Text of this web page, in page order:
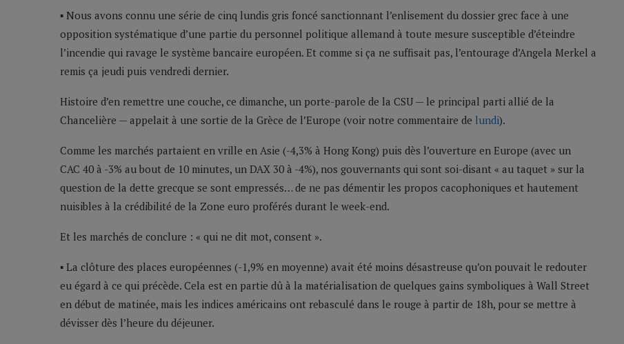
▪ Nous avons connu une série de cinq lundis gris foncé sanctionnant l’enlisement du dossier grec face à une
opposition systématique d’une partie du personnel politique allemand à toute mesure susceptible d’éteindre
l’incendie qui ravage le système bancaire européen. Et comme si ça ne suffisait pas, l’entourage d’Angela Merkel a
remis ça jeudi puis vendredi dernier.
Histoire d’en remettre une couche, ce dimanche, un porte-parole de la CSU — le principal parti allié de la
Chancelière — appelait à une sortie de la Grèce de l’Europe (voir notre commentaire de lundi).
Comme les marchés partaient en vrille en Asie (-4,3% à Hong Kong) puis dès l’ouverture en Europe (avec un
CAC 40 à -3% au bout de 10 minutes, un DAX 30 à -4%), nos gouvernants qui sont soi-disant « au taquet » sur la
question de la dette grecque se sont empressés… de ne pas démentir les propos cacophoniques et hautement
nuisibles à la crédibilité de la Zone euro proférés durant le week-end.
Et les marchés de conclure : « qui ne dit mot, consent ».
▪ La clôture des places européennes (-1,9% en moyenne) avait été moins désastreuse qu’on pouvait le redouter
eu égard à ce qui précède. Cela est en partie dû à la matérialisation de quelques gains symboliques à Wall Street
en début de matinée, mais les indices américains ont rebasculé dans le rouge à partir de 18h, pour se mettre à
dévisser dès l’heure du déjeuner.